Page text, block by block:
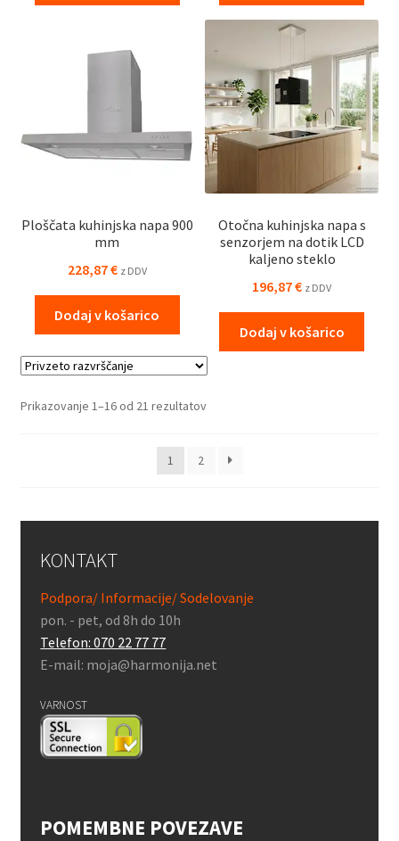
Ploščata kuhinjska napa 900
mm
228,87€ z DDV
Dodaj v košarico
Otočna kuhinjska napa s
senzorjem na dotik LCD
kaljeno steklo
196,87€ z DDV
Dodaj v košarico
Prikazovanje 1–16 od 21 rezultatov
1 2
KONTAKT
Podpora/ Informacije/ Sodelovanje
pon. - pet, od 8h do 10h
Telefon: 070 22 77 77
E-mail: moja@harmonija.net
VARNOST
POMEMBNE POVEZAVE